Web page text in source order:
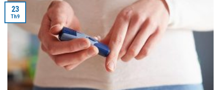
23
Th9